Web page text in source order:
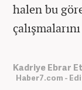
halen bu
Kadriye Ebrar
Haber7.com -